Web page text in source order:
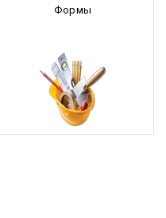
Формы